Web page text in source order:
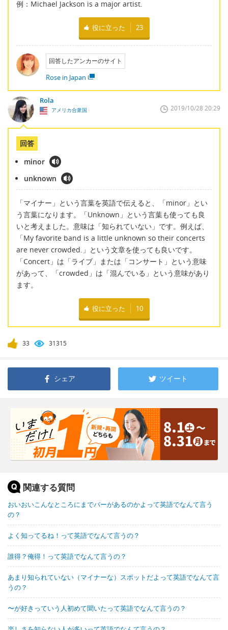
例：Michael Jackson is a major artist.
役に立った 23
回答したアンカーのサイト
Rose in Japan
Rola
アメリカ合衆国 2019/10/28 20:29
回答
minor
unknown
「マイナー」という言葉を英語で伝えると、「minor」とい
う言葉になります。「Unknown」という言葉も使っても良
いと考えました。意味は「知られていない」です。例えば、
「My favorite band is a little unknown so their concerts
are never crowded.」という文章を使っても良いです。
「Concert」は「ライブ」または「コンサート」という意味
があって、「crowded」は「混んでいる」という意味があり
ます。
役に立った 10
33 31315
シェア ツイート
関連する質問
おいおいこんなところにまでバーがあるのかよって英語でなんて言う
の？
よく知ってるね！って英語でなんて言うの？
誰得？俺得！って英語でなんて言うの？
あまり知られていない（マイナーな）スポットだよって英語でなんて言
うの？
〜が好きっていう人初めて聞いたって英語でなんて言うの？